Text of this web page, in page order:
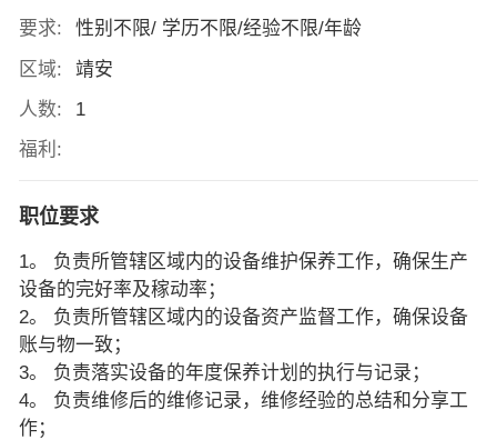
要求:
性别不限/ 学历不限/经验不限/年龄
区域:
靖安
人数:
1
福利:
职位要求
1。 负责所管辖区域内的设备维护保养工作，确保生产
设备的完好率及稼动率；
2。 负责所管辖区域内的设备资产监督工作，确保设备
账与物一致；
3。 负责落实设备的年度保养计划的执行与记录；
4。 负责维修后的维修记录，维修经验的总结和分享工
作；